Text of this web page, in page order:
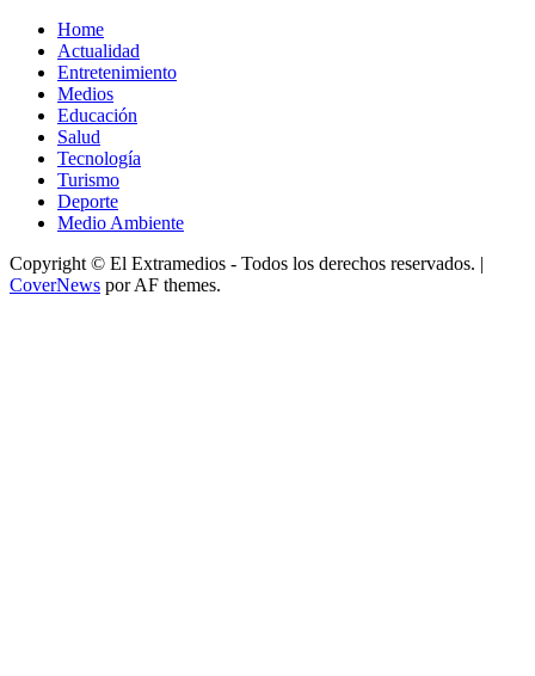
Home
Actualidad
Entretenimiento
Medios
Educación
Salud
Tecnología
Turismo
Deporte
Medio Ambiente
Copyright © El Extramedios - Todos los derechos reservados. |
CoverNews por AF themes.